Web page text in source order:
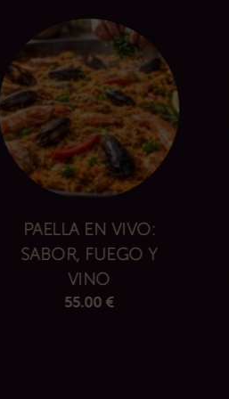
PAELLA EN VIVO:
SABOR, FUEGO Y
VINO
55.00 €